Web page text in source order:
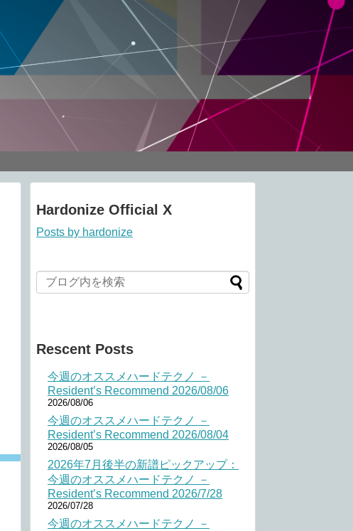
Hardonize Official X
Posts by hardonize
Rescent Posts
今週のオススメハードテクノ －
Resident’s Recommend 2026/08/06
2026/08/06
今週のオススメハードテクノ －
Resident’s Recommend 2026/08/04
2026/08/05
2026年7月後半の新譜ピックアップ：
今週のオススメハードテクノ －
Resident’s Recommend 2026/7/28
2026/07/28
今週のオススメハードテクノ －